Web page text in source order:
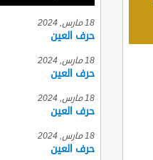
18 مارس, 2024
حرف العين
18 مارس, 2024
حرف العين
18 مارس, 2024
حرف العين
18 مارس, 2024
حرف العين